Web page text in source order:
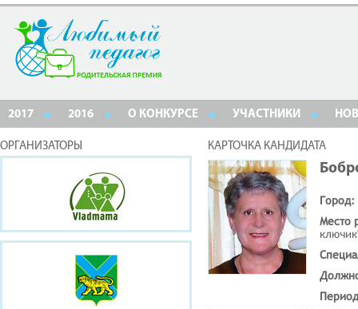
2017 2016 О КОНКУРСЕ УЧАСТНИКИ
ОРГАНИЗАТОРЫ КАРТОЧКА КАНДИДАТА
Город:
Место